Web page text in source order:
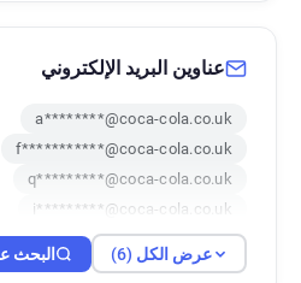
عناوين البريد الإلكتروني
a********@coca-cola.co.uk
f***********@coca-cola.co.uk
q*********@coca-cola.co.uk
i*********@coca-cola.co.uk
z******@coca-cola.co.uk
عرض الكل (6) البحث